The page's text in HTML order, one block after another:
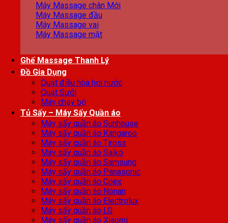
Máy Massage chân
Máy Massage đầu
Máy Massage vai
Máy Massage mặt
Ghế Massage Thanh Lý
Đồ Gia Dụng
Quạt điều hòa hơi nước
Quạt Sưởi
Máy chạy bộ
Tủ Sấy – Máy Sấy Quần áo
Máy sấy quần áo Sunhouse
Máy sấy quần áo Kangaroo
Máy sấy quần áo Tiross
Máy sấy quần áo Saiko
Máy sấy quần áo Samsung
Máy sấy quần áo Panasonic
Máy sấy quần áo Coex
Máy sấy quần áo Nonan
Máy sấy quần áo Electrolux
Máy sấy quần áo LG
Máy sấy quần áo Xiaomi